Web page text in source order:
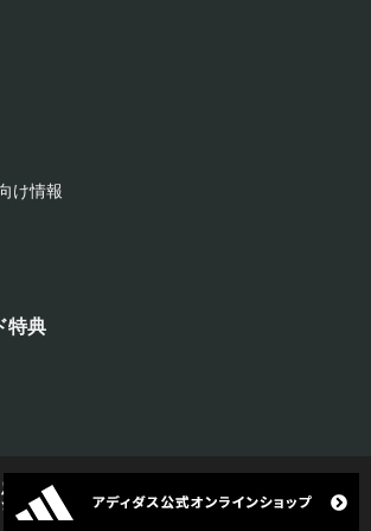
け情報
特典